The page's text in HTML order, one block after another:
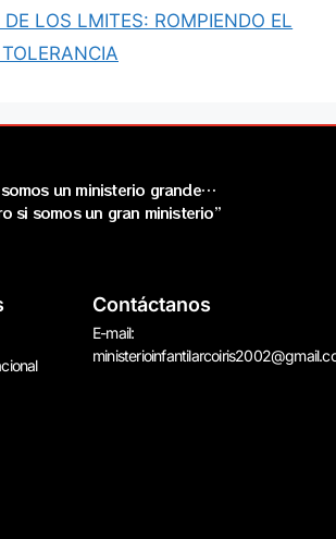
DE LOS LMITES: ROMPIENDO EL
somos un ministerio grande…
si somos un gran ministerio”
Contáctanos
E-mail: